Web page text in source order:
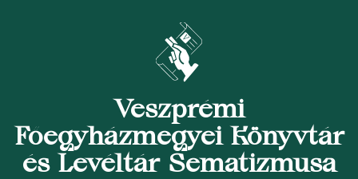
Veszprémi
Főegyházmegyei Könyvtár
és Levéltár Sematizmusa